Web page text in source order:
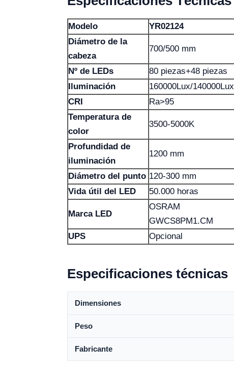
Modelo
YR02124
Diámetro de la
cabeza
700/500 mm
Nº de LEDs
80 piezas+48 piezas
Iluminación
160000Lux/140000Lux
CRI
Ra>95
Temperatura de
color
3500-5000K
Profundidad de
iluminación
1200 mm
Diámetro del punto 120-300 mm
Vida útil del LED
50.000 horas
Marca LED
OSRAM
GWCS8PM1.CM
UPS
Opcional
Especificaciones técnicas
Dimensiones
Peso
Fabricante